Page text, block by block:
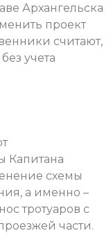
Архангельска
проект
считают,
учета
Капитана
схемы
а именно –
тротуаров с
части.